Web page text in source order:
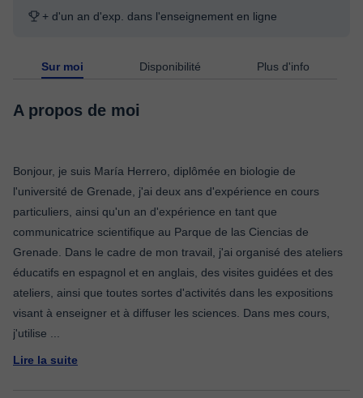
+ d'un an d'exp. dans l'enseignement en ligne
Sur moi Disponibilité Plus d'info
A propos de moi
Bonjour, je suis María Herrero, diplômée en biologie de
l'université de Grenade, j'ai deux ans d'expérience en cours
particuliers, ainsi qu'un an d'expérience en tant que
communicatrice scientifique au Parque de las Ciencias de
Grenade. Dans le cadre de mon travail, j'ai organisé des ateliers
éducatifs en espagnol et en anglais, des visites guidées et des
ateliers, ainsi que toutes sortes d'activités dans les expositions
visant à enseigner et à diffuser les sciences. Dans mes cours,
j'utilise
Lire la suite